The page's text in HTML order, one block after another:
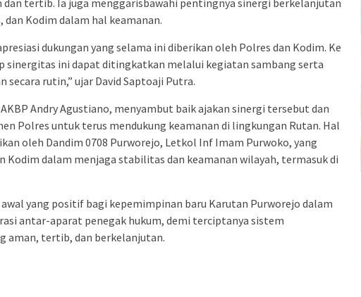
dan tertib. Ia juga menggarisbawahi pentingnya sinergi berkelanjutan
Kodim dalam hal keamanan.
dukungan yang selama ini diberikan oleh Polres dan Kodim. Ke
sinergitas ini dapat ditingkatkan melalui kegiatan sambang serta
secara rutin,” ujar David Saptoaji Putra.
Andry Agustiano, menyambut baik ajakan sinergi tersebut dan
Polres untuk terus mendukung keamanan di lingkungan Rutan. Hal
oleh Dandim 0708 Purworejo, Letkol Inf Imam Purwoko, yang
Kodim dalam menjaga stabilitas dan keamanan wilayah, termasuk di
yang positif bagi kepemimpinan baru Karutan Purworejo dalam
antar-aparat penegak hukum, demi terciptanya sistem
aman, tertib, dan berkelanjutan.